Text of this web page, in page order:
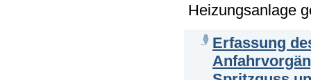
Heizungsanlage
Erfassung